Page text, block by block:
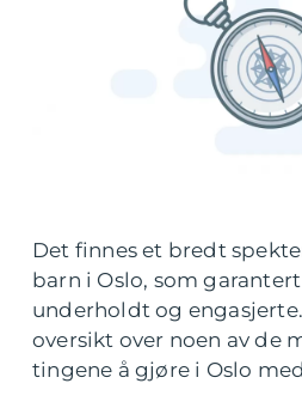
Det finnes et bredt
barn i Oslo, som
underholdt og
oversikt over noen av de
tingene å gjøre i Oslo